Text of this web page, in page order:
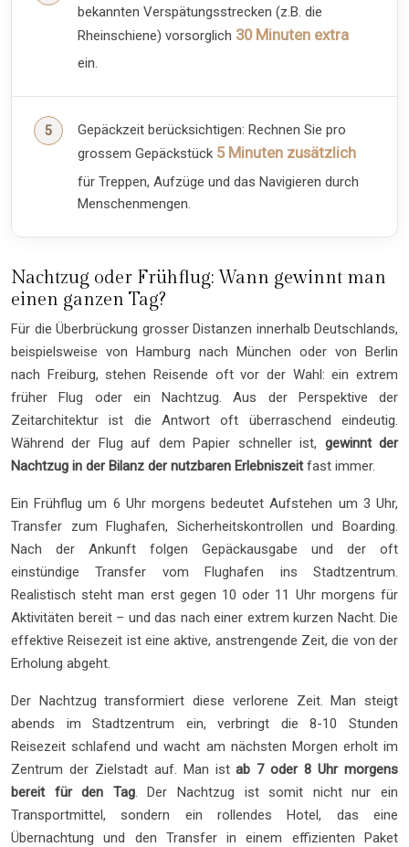
bekannten Verspätungsstrecken (z.B. die
Rheinschiene) vorsorglich 30 Minuten extra
ein.
Gepäckzeit berücksichtigen: Rechnen Sie pro
grossem Gepäckstück 5 Minuten zusätzlich
für Treppen, Aufzüge und das Navigieren durch
Menschenmengen.
Nachtzug oder Frühflug: Wann gewinnt man
einen ganzen Tag?
Für die Überbrückung grosser Distanzen innerhalb Deutschlands,
beispielsweise von Hamburg nach München oder von Berlin
nach Freiburg, stehen Reisende oft vor der Wahl: ein extrem
früher Flug oder ein Nachtzug. Aus der Perspektive der
Zeitarchitektur ist die Antwort oft überraschend eindeutig.
Während der Flug auf dem Papier schneller ist, gewinnt der
Nachtzug in der Bilanz der nutzbaren Erlebniszeitfast immer.
Ein Frühflug um 6 Uhr morgens bedeutet Aufstehen um 3 Uhr,
Transfer zum Flughafen, Sicherheitskontrollen und Boarding.
Nach der Ankunft folgen Gepäckausgabe und der oft
einstündige Transfer vom Flughafen ins Stadtzentrum.
Realistisch steht man erst gegen 10 oder 11 Uhr morgens für
Aktivitäten bereit – und das nach einer extrem kurzen Nacht. Die
effektive Reisezeit ist eine aktive, anstrengende Zeit, die von der
Erholung abgeht.
Der Nachtzug transformiert diese verlorene Zeit. Man steigt
abends im Stadtzentrum ein, verbringt die 8-10 Stunden
Reisezeit schlafend und wacht am nächsten Morgen erholt im
Zentrum der Zielstadt auf. Man istab 7 oder 8 Uhr morgens
bereit für den Tag. Der Nachtzug ist somit nicht nur ein
Transportmittel, sondern ein rollendes Hotel, das eine
Übernachtung und den Transfer in einem effizienten Paket